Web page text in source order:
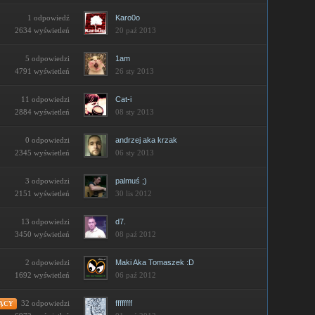
1 odpowiedź
2634 wyświetleń
Karo0o
20 paź 2013
5 odpowiedzi
4791 wyświetleń
1am
26 sty 2013
11 odpowiedzi
2884 wyświetleń
Cat-i
08 sty 2013
0 odpowiedzi
2345 wyświetleń
andrzej aka krzak
06 sty 2013
3 odpowiedzi
2151 wyświetleń
palmuś ;)
30 lis 2012
13 odpowiedzi
3450 wyświetleń
d7.
08 paź 2012
2 odpowiedzi
1692 wyświetleń
Maki Aka Tomaszek :D
06 paź 2012
32 odpowiedzi
ffffffff